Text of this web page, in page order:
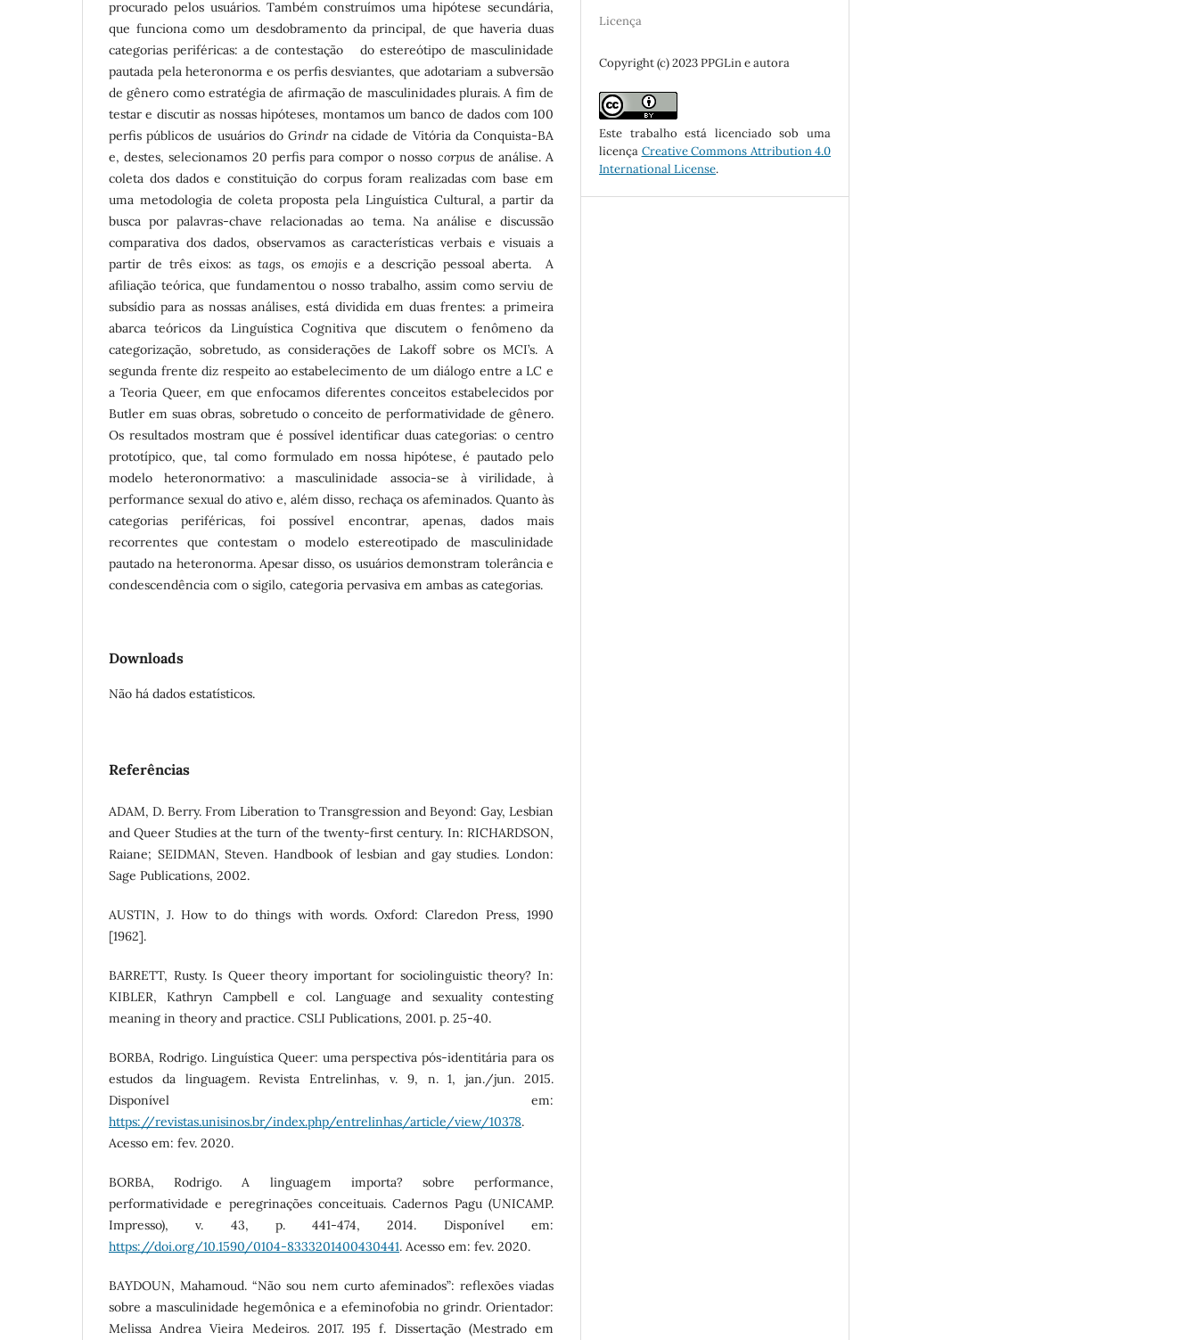
procurado pelos usuários. Também construímos uma hipótese secundária,
que funciona como um desdobramento da principal, de que haveria duas
categorias periféricas: a de contestação do estereótipo de masculinidade
pautada pela heteronorma e os perfis desviantes, que adotariam a subversão
de gênero como estratégia de afirmação de masculinidades plurais. A fim de
testar e discutir as nossas hipóteses, montamos um banco de dados com 100
perfis públicos de usuários do Grindrna cidade de Vitória da Conquista-BA
e, destes, selecionamos 20 perfis para compor o nosso corpus de análise. A
coleta dos dados e constituição do corpus foram realizadas com base em
uma metodologia de coleta proposta pela Linguística Cultural, a partir da
busca por palavras-chave relacionadas ao tema. Na análise e discussão
comparativa dos dados, observamos as características verbais e visuais a
partir de três eixos: as tags, os emojise a descrição pessoal aberta. A
afiliação teórica, que fundamentou o nosso trabalho, assim como serviu de
subsídio para as nossas análises, está dividida em duas frentes: a primeira
abarca teóricos da Linguística Cognitiva que discutem o fenômeno da
categorização, sobretudo, as considerações de Lakoff sobre os MCI’s. A
segunda frente diz respeito ao estabelecimento de um diálogo entre a LC e
a Teoria Queer, em que enfocamos diferentes conceitos estabelecidos por
Butler em suas obras, sobretudo o conceito de performatividade de gênero.
Os resultados mostram que é possível identificar duas categorias: o centro
prototípico, que, tal como formulado em nossa hipótese, é pautado pelo
modelo heteronormativo: a masculinidade associa-se à virilidade, à
performance sexual do ativo e, além disso, rechaça os afeminados. Quanto às
categorias periféricas, foi possível encontrar, apenas, dados mais
recorrentes que contestam o modelo estereotipado de masculinidade
pautado na heteronorma. Apesar disso, os usuários demonstram tolerância e
condescendência com o sigilo, categoria pervasiva em ambas as categorias.
Downloads
Não há dados estatísticos.
Referências
ADAM, D. Berry. From Liberation to Transgression and Beyond: Gay, Lesbian
and Queer Studies at the turn of the twenty-first century. In: RICHARDSON,
Raiane; SEIDMAN, Steven. Handbook of lesbian and gay studies. London:
Sage Publications, 2002.
AUSTIN, J. How to do things with words. Oxford: Claredon Press, 1990
[1962].
BARRETT, Rusty. Is Queer theory important for sociolinguistic theory? In:
KIBLER, Kathryn Campbell e col. Language and sexuality contesting
meaning in theory and practice. CSLI Publications, 2001. p. 25-40.
BORBA, Rodrigo. Linguística Queer: uma perspectiva pós-identitária para os
estudos da linguagem. Revista Entrelinhas, v. 9, n. 1, jan./jun. 2015.
Disponível em:
https://revistas.unisinos.br/index.php/entrelinhas/article/view/10378.
Acesso em: fev. 2020.
BORBA, Rodrigo. A linguagem importa? sobre performance,
performatividade e peregrinações conceituais. Cadernos Pagu (UNICAMP.
Impresso), v. 43, p. 441-474, 2014. Disponível em:
https://doi.org/10.1590/0104-8333201400430441. Acesso em: fev. 2020.
BAYDOUN, Mahamoud. “Não sou nem curto afeminados”: reflexões viadas
sobre a masculinidade hegemônica e a efeminofobia no grindr. Orientador:
Melissa Andrea Vieira Medeiros. 2017. 195 f. Dissertação (Mestrado em
Licença
Copyright (c) 2023 PPGLin e autora
Este trabalho está licenciado sob uma
licença Creative Commons Attribution 4.0
International License.